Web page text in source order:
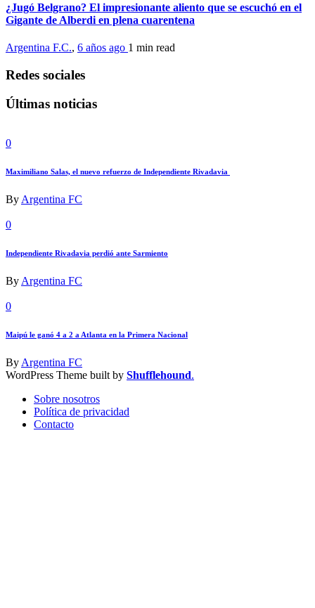
¿Jugó Belgrano? El impresionante aliento que se escuchó en el
Gigante de Alberdi en plena cuarentena
Argentina F.C., 6 años ago 1 min read
Redes sociales
Últimas noticias
0
Maximiliano Salas, el nuevo refuerzo de Independiente Rivadavia
By Argentina FC
0
Independiente Rivadavia perdió ante Sarmiento
By Argentina FC
0
Maipú le ganó 4 a 2 a Atlanta en la Primera Nacional
By Argentina FC
WordPress Theme built by Shufflehound.
Sobre nosotros
Política de privacidad
Contacto